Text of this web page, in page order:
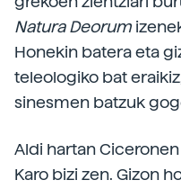
Natura Deorum
Honekin batera eta
teleologiko bat
sinesmen batzuk
Aldi hartan
Karo bizi zen. Gizon